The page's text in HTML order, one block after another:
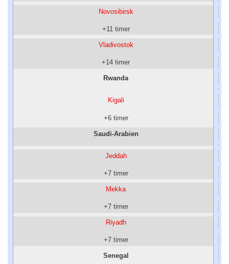
Novosibirsk
+11 timer
Vladivostok
+14 timer
Rwanda
Kigali
+6 timer
Saudi-Arabien
Jeddah
+7 timer
Mekka
+7 timer
Riyadh
+7 timer
Senegal